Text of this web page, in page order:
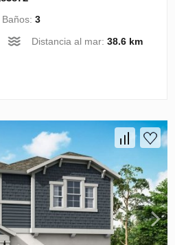
Baños:3
Distancia al mar:38.6 km